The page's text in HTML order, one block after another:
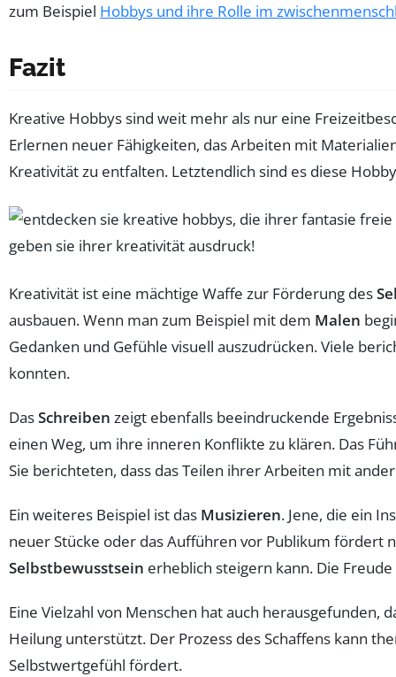
zum Beispiel Hobbys und ihre Rolle im
Fazit
Kreative Hobbys sind weit mehr als nur eine
Erlernen neuer Fähigkeiten, das Arbeiten mit
Kreativität zu entfalten. Letztendlich sind es diese
Kreativität ist eine mächtige Waffe zur Förderung des
ausbauen. Wenn man zum Beispiel mit dem Malen
Gedanken und Gefühle visuell auszudrücken. Viele
konnten.
DasSchreiben zeigt ebenfalls beeindruckende
einen Weg, um ihre inneren Konflikte zu klären. Das
Sie berichteten, dass das Teilen ihrer Arbeiten mit
Ein weiteres Beispiel ist das Musizieren. Jene, die ein
neuer Stücke oder das Aufführen vor Publikum fördert
Selbstbewusstsein erheblich steigern kann. Die
Eine Vielzahl von Menschen hat auch herausgefunden,
Heilung unterstützt. Der Prozess des Schaffens kann
Selbstwertgefühl fördert.